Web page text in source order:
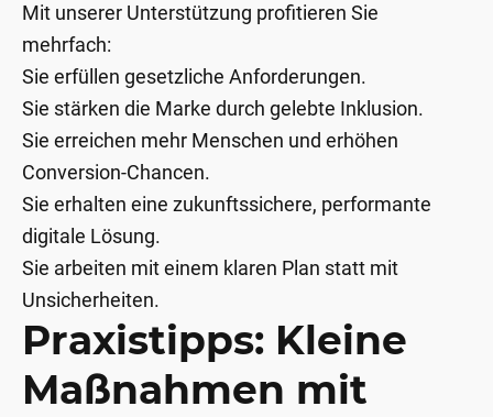
Mit unserer Unterstützung profitieren Sie
mehrfach:
Sie erfüllen gesetzliche Anforderungen.
Sie stärken die Marke durch gelebte Inklusion.
Sie erreichen mehr Menschen und erhöhen
Conversion-Chancen.
Sie erhalten eine zukunftssichere, performante
digitale Lösung.
Sie arbeiten mit einem klaren Plan statt mit
Unsicherheiten.
Praxistipps: Kleine
Maßnahmen mit